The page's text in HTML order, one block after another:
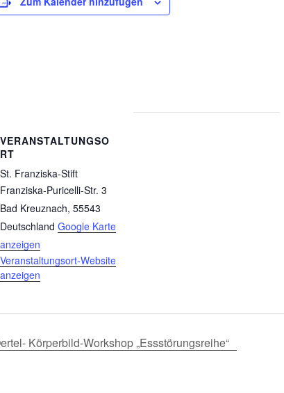
VERANSTALTUNGSO
RT
St. Franziska-Stift
Franziska-Puricelli-Str. 3
Bad Kreuznach, 55543
Deutschland Google Karte
anzeigen
Veranstaltungsort-Website
anzeigen
Körperbild-Workshop „Essstörungsreihe“